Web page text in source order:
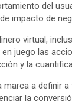
del
impacto de
virtual,
juego las
y la
a definir
la